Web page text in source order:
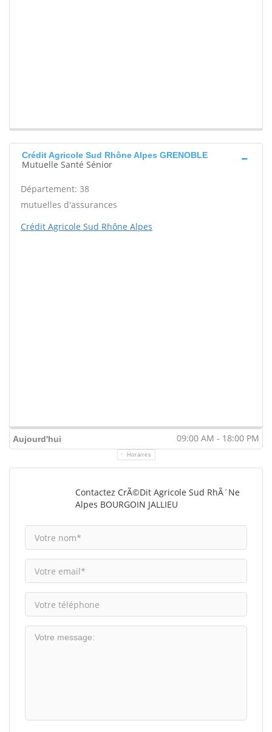
Crédit Agricole Sud Rhône Alpes GRENOBLE
Mutuelle Santé Sénior
Département: 38
mutuelles d'assurances
Crédit Agricole Sud Rhône Alpes
Aujourd'hui 09:00 AM - 18:00 PM
Horaires
Contactez CrÃ©dit Agricole Sud RhÃ´ne
Alpes BOURGOIN JALLIEU